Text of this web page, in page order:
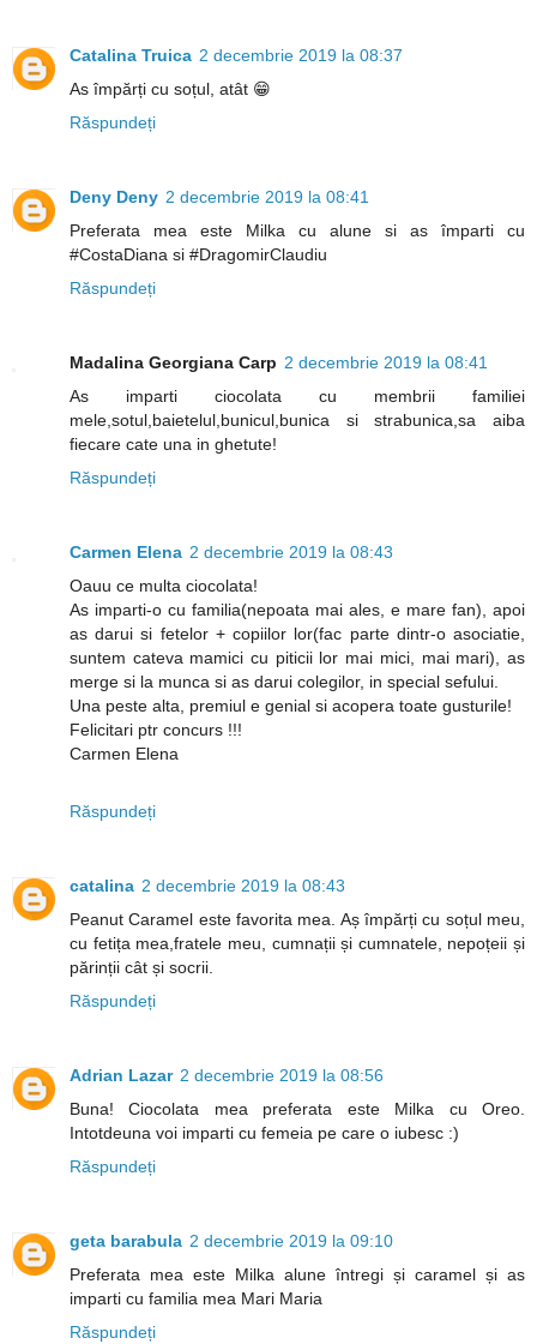
Catalina Truica 2 decembrie 2019 la 08:37
As împărți cu soțul, atât 😁
Răspundeți
Deny Deny 2 decembrie 2019 la 08:41
Preferata mea este Milka cu alune si as împarti cu
#CostaDiana si #DragomirClaudiu
Răspundeți
Madalina Georgiana Carp 2 decembrie 2019 la 08:41
As imparti ciocolata cu membrii familiei
mele,sotul,baietelul,bunicul,bunica si strabunica,sa aiba
fiecare cate una in ghetute!
Răspundeți
Carmen Elena 2 decembrie 2019 la 08:43
Oauu ce multa ciocolata!
As imparti-o cu familia(nepoata mai ales, e mare fan), apoi
as darui si fetelor + copiilor lor(fac parte dintr-o asociatie,
suntem cateva mamici cu piticii lor mai mici, mai mari), as
merge si la munca si as darui colegilor, in special sefului.
Una peste alta, premiul e genial si acopera toate gusturile!
Felicitari ptr concurs !!!
Carmen Elena
Răspundeți
catalina 2 decembrie 2019 la 08:43
Peanut Caramel este favorita mea. Aș împărți cu soțul meu,
cu fetița mea,fratele meu, cumnații și cumnatele, nepoțeii și
părinții cât și socrii.
Răspundeți
Adrian Lazar 2 decembrie 2019 la 08:56
Buna! Ciocolata mea preferata este Milka cu Oreo.
Intotdeuna voi imparti cu femeia pe care o iubesc :)
Răspundeți
geta barabula 2 decembrie 2019 la 09:10
Preferata mea este Milka alune întregi și caramel și as
imparti cu familia mea Mari Maria
Răspundeți